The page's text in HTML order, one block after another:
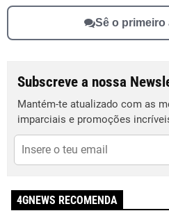
Sê o primeiro
Subscreve a nossa
Mantém-te atualizado com as
imparciais e promoções
4GNEWS RECOMENDA